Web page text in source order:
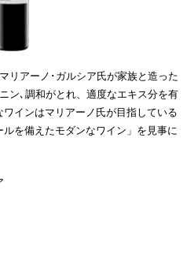
リアーノ･ガルシア氏が家族と造った
ン､調和がとれ、適度なエキス分を有
インはマリアーノ氏が目指している
ルを備えたモダンなワイン」を見事に